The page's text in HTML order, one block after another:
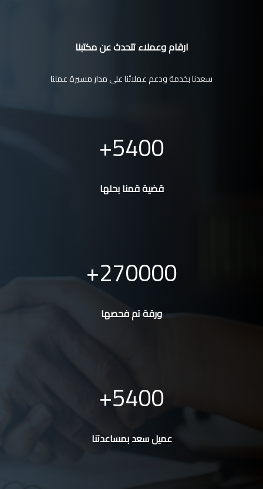
ارقام وعملاء تتحدث عن مكتبنا
سعدنا بخدمة ودعم عملائنا على مدار مسيرة عملنا
5400
قضية قمنا بحلها
270000
ورقة تم فحصها
5400
عميل سعد بمساعدتنا